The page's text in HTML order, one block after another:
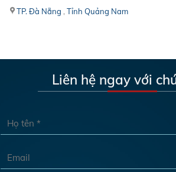
TP. Đà Nẵng , Tỉnh Quảng Nam
Liên hệ ngay với